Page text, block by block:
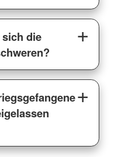
sich die